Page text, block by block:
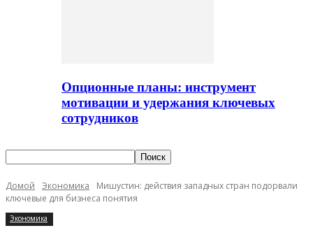
Опционные планы: инструмент
мотивации и удержания ключевых
сотрудников
Домой Экономика
Мишустин: действия западных стран подорвали
ключевые для бизнеса понятия
Экономика